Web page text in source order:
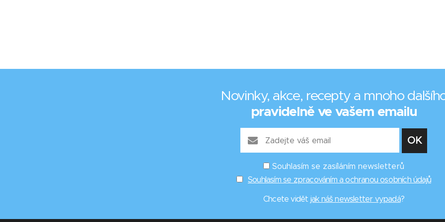
Novinky, akce, recepty a mnoho
pravidelně ve vašem emailu
Souhlasím se zasíláním newsletterů
Souhlasím se zpracováním a ochranou osobních údajů
Chcete vidět jak náš newsletter vypadá?